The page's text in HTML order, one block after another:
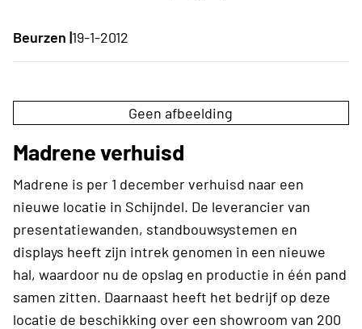
Beurzen |19-1-2012
Geen afbeelding
Madrene verhuisd
Madrene is per 1 december verhuisd naar een
nieuwe locatie in Schijndel. De leverancier van
presentatiewanden, standbouwsystemen en
displays heeft zijn intrek genomen in een nieuwe
hal, waardoor nu de opslag en productie in één pand
samen zitten. Daarnaast heeft het bedrijf op deze
locatie de beschikking over een showroom van 200